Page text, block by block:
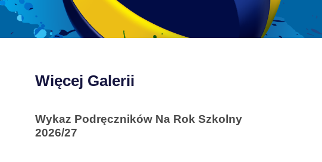
Więcej Galerii
Wykaz Podręczników Na Rok Szkolny
2026/27